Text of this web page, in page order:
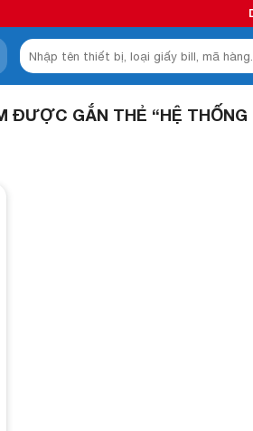
Tìm
kiếm:
ĐƯỢC GẮN THẺ “HỆ THỐNG